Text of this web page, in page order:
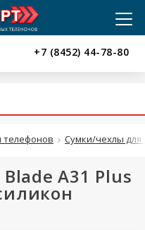
+7 (8452) 44-78-80
телефонов Сумки/чехлы для
A31 Plus